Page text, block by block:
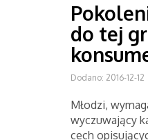
do tej
Dodano: 2016-12-12
Młodzi,
wyczuwający
cech